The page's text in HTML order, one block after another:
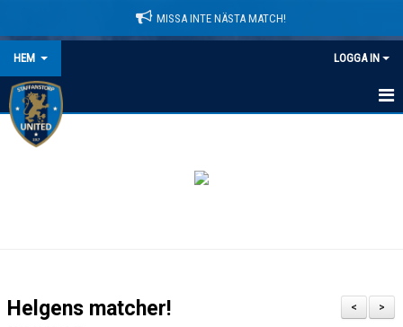
MISSA INTE NÄSTA MATCH!
HEM LOGGA IN
HEM
DOMARINFORMATION
>
<
Helgens matcher!